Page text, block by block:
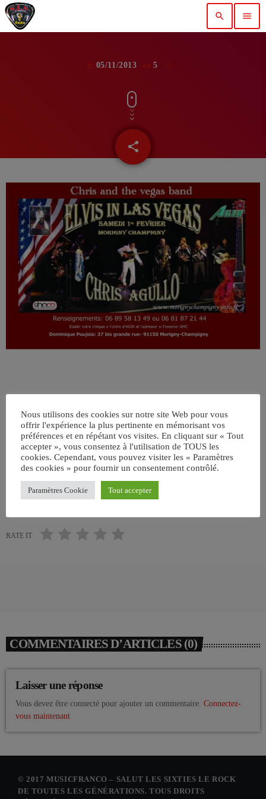
search menu
05/11/2013 5
share
email
ÉCRIT PAR: ADMIN
email
RATE IT
COMMENTAIRES D’ARTICLES (0)
Laisser une réponse
Vous devez être connecté pour ajouter un commentaire. Connectez-
vous maintenant
© 2017 MUSICFRANCO – SALUT LES SIXTIES LE ROCK
DE TOUTES LES GÉNÉRATIONS. TOUS DROITS
Nous utilisons des cookies sur notre site Web pour vous
offrir l'expérience la plus pertinente en mémorisant vos
préférences et en répétant vos visites. En cliquant sur « Tout
accepter », vous consentez à l'utilisation de TOUS les
cookies. Cependant, vous pouvez visiter les « Paramètres
des cookies » pour fournir un consentement contrôlé.
Paramètres Cookie Tout accepter